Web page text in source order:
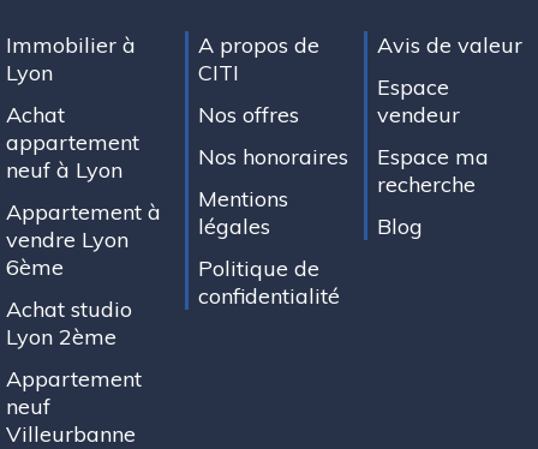
Immobilier à
Lyon
Achat
appartement
neuf à Lyon
Appartement à
vendre Lyon
6ème
Achat studio
Lyon 2ème
Appartement
neuf
Villeurbanne
A propos de
CITI
Nos offres
Nos honoraires
Mentions
légales
Politique de
confidentialité
Avis de valeur
Espace
vendeur
Espace ma
recherche
Blog